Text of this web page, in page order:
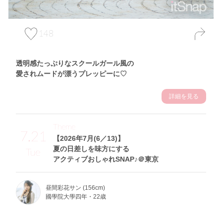
148
透明感たっぷりなスクールガール風の
愛されムードが漂うプレッピーに♡
詳細を見る
7.21
Tue
【2026年7月(6／13)】
夏の日差しを味方にする
アクティブおしゃれSNAP♪＠東京
Theme
昼間彩花サン (156cm)
國學院大學四年・22歳